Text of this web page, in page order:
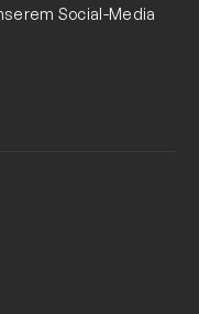
Social-Media